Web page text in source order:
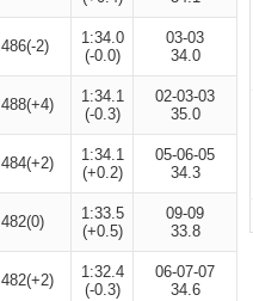
486(-2)
1:34.0
(-0.0)
03-03
34.0
488(+4)
1:34.1
(-0.3)
02-03-03
35.0
484(+2)
1:34.1
(+0.2)
05-06-05
34.3
482(0)
1:33.5
(+0.5)
09-09
33.8
482(+2)
1:32.4
(-0.3)
06-07-07
34.6